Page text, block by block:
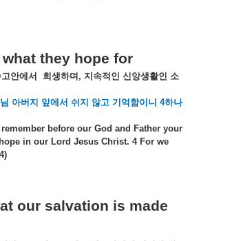
they hope for
안에서 희생하며 , 지속적인 신앙생활인 소
아버지 앞에서 쉬지 않고 기억함이니 4하나
before our God and Father your
in our Lord Jesus Christ. 4 For we
our salvation is made